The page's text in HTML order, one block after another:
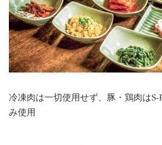
冷凍肉は一切使用せず、豚・鶏肉はS-
み使用